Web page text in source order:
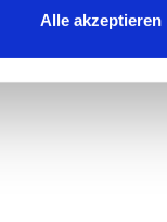
Alle akzeptieren